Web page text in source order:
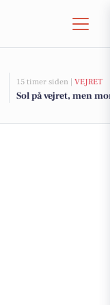
15 timer siden | VEJRET
Sol på vejret, men